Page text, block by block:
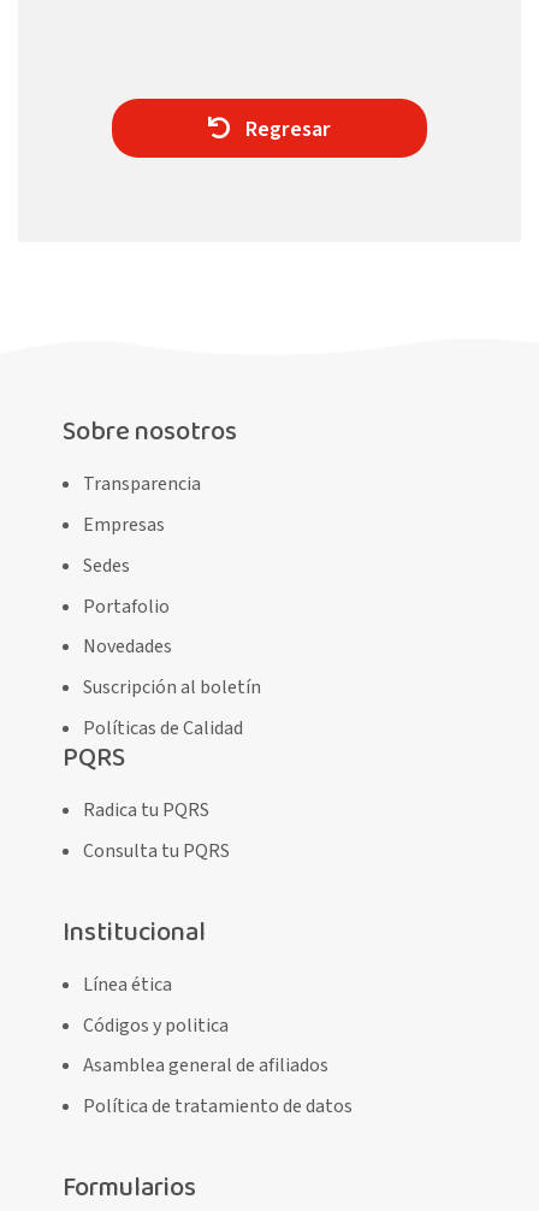
Regresar
Sobre nosotros
Transparencia
Empresas
Sedes
Portafolio
Novedades
Suscripción al boletín
Políticas de Calidad
PQRS
Radica tu PQRS
Consulta tu PQRS
Institucional
Línea ética
Códigos y politica
Asamblea general de afiliados
Política de tratamiento de datos
Formularios